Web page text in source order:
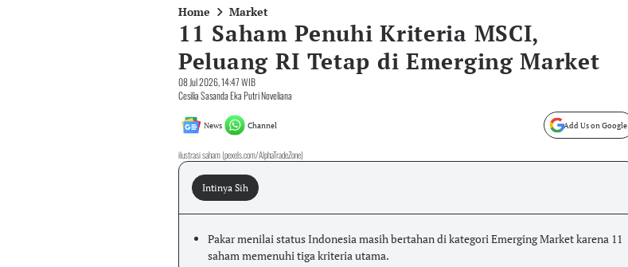
Home Market
11 Saham Penuhi Kriteria MSCI,
Peluang RI Tetap di Emerging Market
08 Jul 2026, 14:47 WIB
Cesilia Sasanda Eka Putri Noveliana
News Channel Add Us on Google
ilustrasi saham (pexels.com/AlphaTradeZone)
Intinya Sih
Pakar menilai status Indonesia masih bertahan di kategori Emerging Market karena 11
saham memenuhi tiga kriteria utama.